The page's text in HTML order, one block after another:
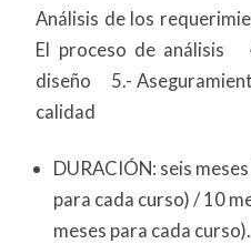
Análisis de los
El proceso de análisis
diseño 5.-
calidad
DURACIÓN: seis
para cada curso) / 10
meses para cada curso).